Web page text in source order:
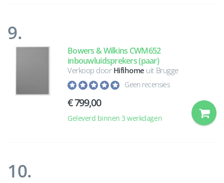
9.
Bowers & Wilkins CWM652
inbouwluidsprekers (paar)
Verkoop door Hifihome uit Brugge
Geen recensies
€ 799,00
Geleverd binnen 3 werkdagen
10.